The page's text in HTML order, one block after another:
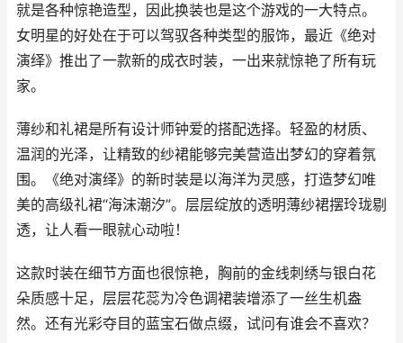
就是各种惊艳造型，因此换装也是这个游戏的一大特点。
女明星的好处在于可以驾驭各种类型的服饰，最近《绝对
演绎》推出了一款新的成衣时装，一出来就惊艳了所有玩
家。
薄纱和礼裙是所有设计师钟爱的搭配选择。轻盈的材质、
温润的光泽，让精致的纱裙能够完美营造出梦幻的穿着氛
围。《绝对演绎》的新时装是以海洋为灵感，打造梦幻唯
美的高级礼裙“海沫潮汐”。层层绽放的透明薄纱裙摆玲珑剔
透，让人看一眼就心动啦！
这款时装在细节方面也很惊艳，胸前的金线刺绣与银白花
朵质感十足，层层花蕊为冷色调裙装增添了一丝生机盎
然。还有光彩夺目的蓝宝石做点缀，试问有谁会不喜欢？